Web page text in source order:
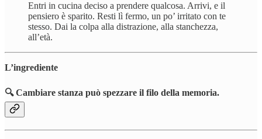
Entri in cucina deciso a prendere qualcosa. Arrivi, e il
pensiero è sparito. Resti lì fermo, un po’ irritato con te
stesso. Dai la colpa alla distrazione, alla stanchezza,
all’età.
L’ingrediente
🔍 Cambiare stanza può spezzare il filo della memoria.